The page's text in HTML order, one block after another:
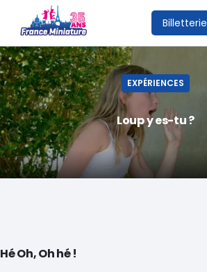
Billetterie
EXPÉRIENCES
Loup y es-tu ?
Hé Oh, Oh hé !